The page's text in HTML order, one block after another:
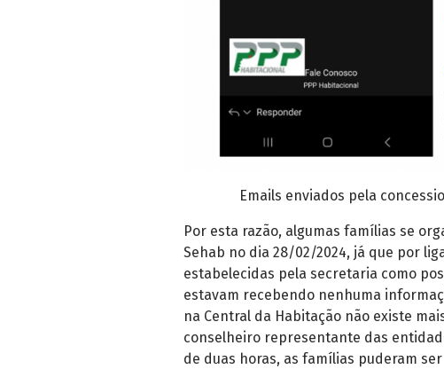
Emails enviados pela
Por esta razão, algumas famílias se
Sehab no dia 28/02/2024, já que por
estabelecidas pela secretaria como
estavam recebendo nenhuma
na Central da Habitação não existe
conselheiro representante das
de duas horas, as famílias puderam